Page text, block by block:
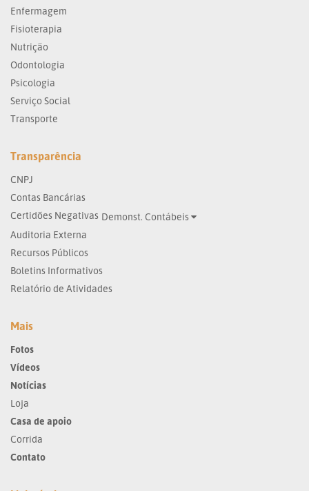
Enfermagem
Fisioterapia
Nutrição
Odontologia
Psicologia
Serviço Social
Transporte
Transparência
CNPJ
Contas Bancárias
Certidões Negativas Demonst. Contábeis
Auditoria Externa
Recursos Públicos
Boletins Informativos
Relatório de Atividades
Mais
Fotos
Vídeos
Notícias
Loja
Casa de apoio
Corrida
Contato